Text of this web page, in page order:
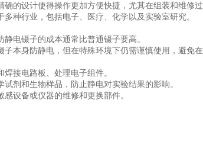
确的设计使得操作更加方便快捷，尤其在组装和维修过
多种行业，包括电子、医疗、化学以及实验室研究。
静电镊子的成本通常比普通镊子要高。
子本身防静电，但在特殊环境下仍需谨慎使用，避免在
焊接电路板、处理电子组件。
试剂和生物样品，防止静电对实验结果的影响。
感设备或仪器的维修和更换部件。